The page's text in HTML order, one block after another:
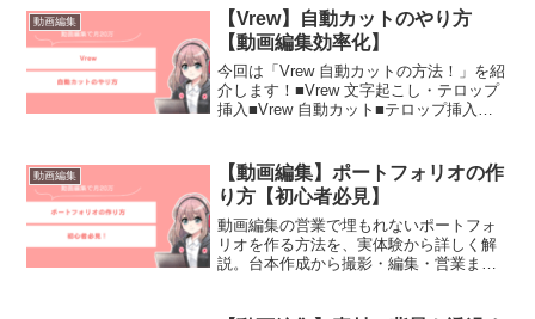
須のツールもご紹介。
動画編集
【Vrew】自動カットのやり方
【動画編集効率化】
今回は「Vrew 自動カットの方法！」を紹
介します！■Vrew 文字起こし・テロップ
挿入■Vrew 自動カット■テロップ挿入・
動画編集
【動画編集】ポートフォリオの作
り方【初心者必見】
動画編集の営業で埋もれないポートフォ
リオを作る方法を、実体験から詳しく解
説。台本作成から撮影・編集・営業ま